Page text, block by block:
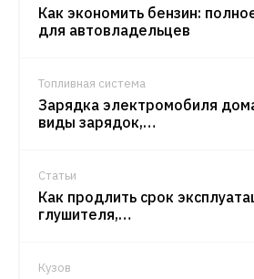
Как экономить бензин:
для автовладельцев
Топливная система
Зарядка электромобиля
виды зарядок,…
Статьи
Как продлить срок
глушителя,…
Кузов